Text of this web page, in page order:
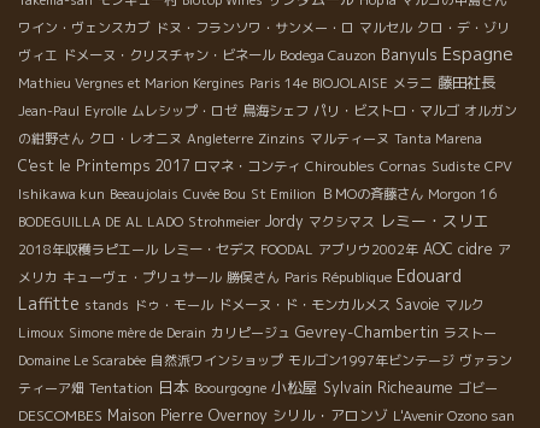
ワイン・ヴェンスカブ ドヌ・フランソワ・サンメー・ロ マルセル クロ・デ・ゾリ
ヴィエ ドメーヌ・クリスチャン・ビネール Bodega Cauzon Banyuls Espagne
Mathieu Vergnes et Marion Kergines Paris 14e BIOJOLAISE メラニ 藤田社長
Jean-Paul Eyrolle ムレシップ・ロゼ 鳥海シェフ パリ・ビストロ・マルゴ オルガン
の紺野さん クロ・レオニヌ Angleterre Zinzins マルティーヌ Tanta Marena
C'est le Printemps 2017 ロマネ・コンティ Chiroubles Cornas Sudiste CPV
Ishikawa kun Beeaujolais Cuvée Bou St Emilion ＢＭОの斉藤さん Morgon 16
BODEGUILLA DE AL LADO Strohmeier Jordy マクシマス レミー・スリエ
2018年収穫ラピエール レミー・セデス FOODAL アブリウ2002年 AOC cidre ア
メリカ キューヴェ・プリュサール 勝俣さん Paris République Edouard
Laffitte stands ドゥ・モール ドメーヌ・ド・モンカルメス Savoie マルク
Limoux Simone mère de Derain カリピージュ Gevrey-Chambertin ラストー
Domaine Le Scarabée 自然派ワインショップ モルゴン1997年ビンテージ ヴァラン
ティーア畑 Tentation 日本 Boourgogne 小松屋 Sylvain Richeaume ゴビー
DESCOMBES Maison Pierre Overnoy シリル・アロンゾ L'Avenir Ozono san